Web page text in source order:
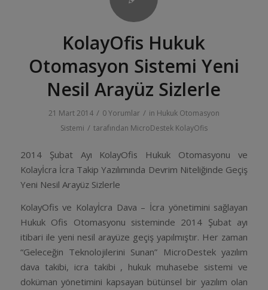
KolayOfis Hukuk
Otomasyon Sistemi Yeni
Nesil Arayüz Sizlerle
21 Mart 2014 / 0 Yorumlar / in Hukuk Otomasyon
Sistemi / tarafından MicroDestek KolayOfis
2014 Şubat Ayı KolayOfis Hukuk Otomasyonu ve
Kolayİcra İcra Takip Yazılımında Devrim Niteliğinde Geçiş
Yeni Nesil Arayüz Sizlerle
KolayOfis ve Kolayİcra Dava – İcra yönetimini sağlayan
Hukuk Ofis Otomasyonu sisteminde 2014 Şubat ayı
itibari ile yeni nesil arayüze geçiş yapılmıştır. Her zaman
“Geleceğin Teknolojilerini Sunan” MicroDestek yazılım
dava takibi, icra takibi , hukuk muhasebe sistemi ve
doküman yönetimini kapsayan bütünsel bir yazılım olan